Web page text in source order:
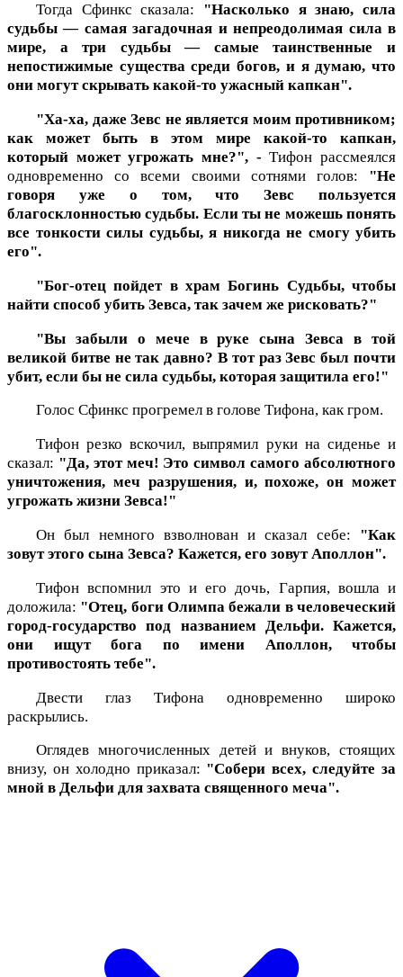
Тогда Сфинкс сказала:
"Насколько я знаю, сила
судьбы — самая загадочная и непреодолимая сила в
мире, а три судьбы — самые таинственные и
непостижимые существа среди богов, и я думаю, что
они могут скрывать какой-то ужасный капкан".
"Ха-ха, даже Зевс не является моим противником;
как может быть в этом мире какой-то капкан,
который может угрожать мне?", -Тифон рассмеялся
одновременно со всеми своими сотнями голов:
"Не
говоря уже о том, что Зевс пользуется
благосклонностью судьбы. Если ты не можешь понять
все тонкости силы судьбы, я никогда не смогу убить
его".
"Бог-отец пойдет в храм Богинь Судьбы, чтобы
найти способ убить Зевса, так зачем же рисковать?"
"Вы забыли о мече в руке сына Зевса в той
великой битве не так давно? В тот раз Зевс был почти
убит, если бы не сила судьбы, которая защитила его!"
Голос Сфинкс прогремел в голове Тифона, как гром.
Тифон резко вскочил, выпрямил руки на сиденье и
сказал: "Да, этот меч! Это символ самого абсолютного
уничтожения, меч разрушения, и, похоже, он может
угрожать жизни Зевса!"
Он был немного взволнован и сказал себе:
"Как
зовут этого сына Зевса? Кажется, его зовут Аполлон".
Тифон вспомнил это и его дочь, Гарпия, вошла и
доложила: "Отец, боги Олимпа бежали в человеческий
город-государство под названием Дельфи. Кажется,
они ищут бога по имени Аполлон, чтобы
противостоять тебе".
Двести глаз Тифона одновременно широко
раскрылись.
Оглядев многочисленных детей и внуков, стоящих
внизу, он холодно приказал: "Собери всех, следуйте за
мной в Дельфи для захвата священного меча".